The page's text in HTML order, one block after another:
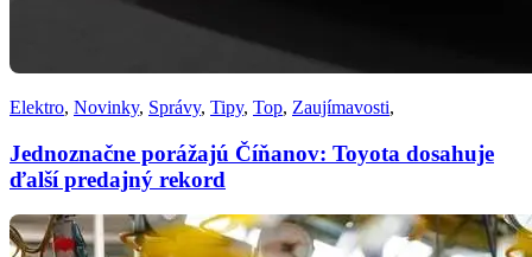
Elektro, Novinky, Správy, Tipy, Top, Zaujímavosti,
Jednoznačne porážajú Číňanov: Toyota dosahuje
ďalší predajný rekord